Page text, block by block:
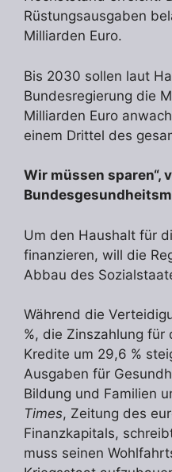
Rüstungsausgaben
Milliarden Euro.
Bis 2030 sollen laut
Bundesregierung die
Milliarden Euro
einem Drittel des
Wir müssen sparen“,
Um den Haushalt für
finanzieren, will die
Abbau des
Während die
%, die Zinszahlung für
Kredite um 29,6 %
Ausgaben für
Bildung und Familien
Times, Zeitung des
Finanzkapitals,
muss seinen